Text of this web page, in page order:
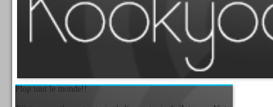
Plop tout le monde!!